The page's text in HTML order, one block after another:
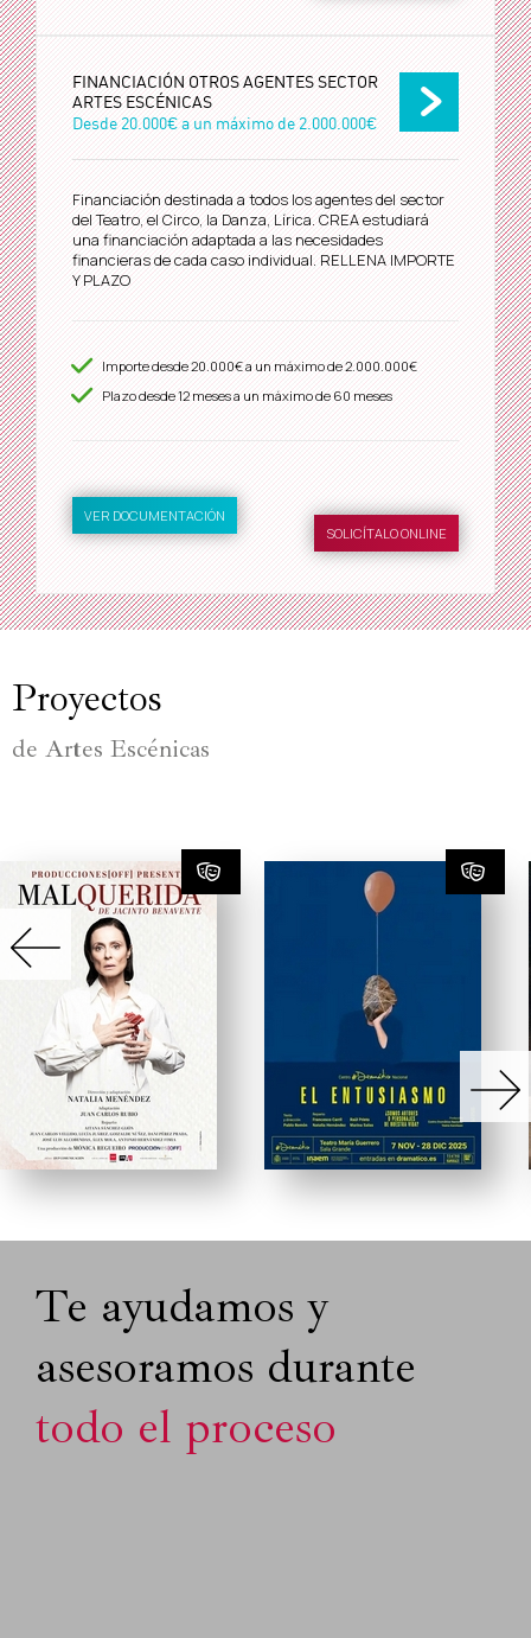
FINANCIACIÓN OTROS AGENTES SECTOR
ARTES ESCÉNICAS
Desde20.000€a un máximo de2.000.000€
Financiación destinada a todos los agentes del sector
del Teatro, el Circo, la Danza, Lírica. CREA estudiará
una financiación adaptada a las necesidades
financieras de cada caso individual. RELLENA IMPORTE
Y PLAZO
Importe desde20.000€a un máximo de2.000.000€
Plazo desde12meses a un máximo de 60 meses
VER DOCUMENTACIÓN
SOLICÍTALO ONLINE
Proyectos
de Artes Escénicas
Te ayudamos y
asesoramos durante
todo el proceso